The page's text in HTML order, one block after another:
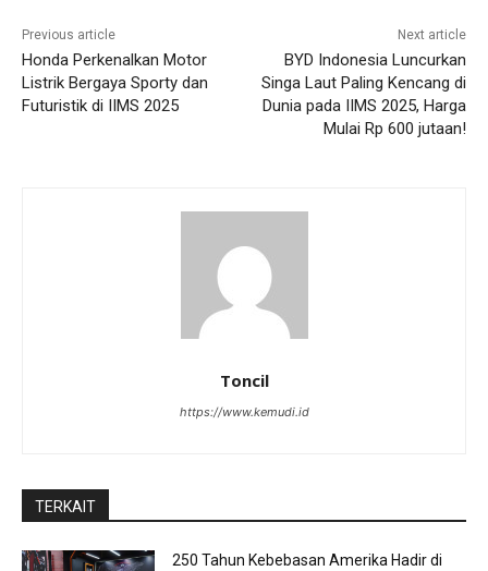
Previous article
Honda Perkenalkan Motor
Listrik Bergaya Sporty dan
Futuristik di IIMS 2025
Next article
BYD Indonesia Luncurkan
Singa Laut Paling Kencang di
Dunia pada IIMS 2025, Harga
Mulai Rp 600 jutaan!
Toncil
https://www.kemudi.id
TERKAIT
250 Tahun Kebebasan Amerika Hadir di